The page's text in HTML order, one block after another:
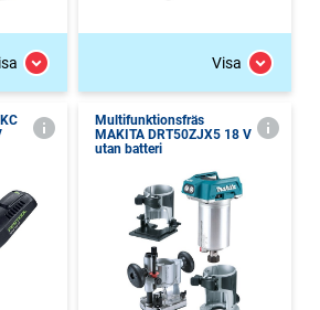
Visa
Multifunktionsfräs
MAKITA DRT50ZJX5 18 V
utan batteri